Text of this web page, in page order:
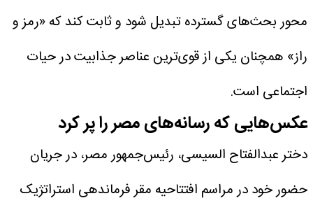
محور بحث‌های گسترده تبدیل شود و ثابت کند که «رمز و
راز» همچنان یکی از قوی‌ترین عناصر جذابیت در حیات
اجتماعی است.
عکس‌هایی که رسانه‌های مصر را پر کرد
دختر عبدالفتاح السیسی، رئیس‌جمهور مصر، در جریان
حضور خود در مراسم افتتاحیه مقر فرماندهی استراتژیک